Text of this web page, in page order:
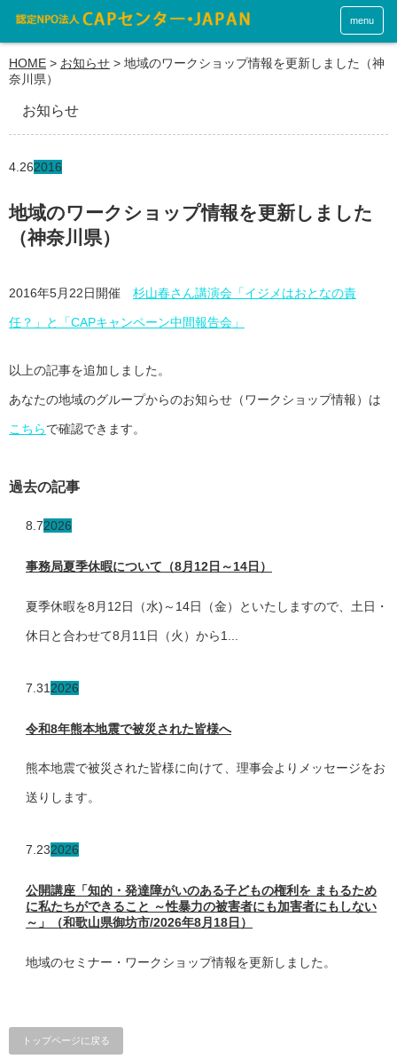
menu
HOME > お知らせ > 地域のワークショップ情報を更新しました（神
奈川県）
お知らせ
4.262016
地域のワークショップ情報を更新しました
（神奈川県）
2016年5月22日開催 杉山春さん講演会「イジメはおとなの責
任？」と「CAPキャンペーン中間報告会」
以上の記事を追加しました。
あなたの地域のグループからのお知らせ（ワークショップ情報）は
こちらで確認できます。
過去の記事
8.72026
事務局夏季休暇について（8月12日～14日）
夏季休暇を8月12日（水)～14日（金）といたしますので、土日・
休日と合わせて8月11日（火）から1...
7.31 2026
令和8年熊本地震で被災された皆様へ
熊本地震で被災された皆様に向けて、理事会よりメッセージをお
送りします。
7.232026
公開講座「知的・発達障がいのある子どもの権利を まもるため
に私たちができること ～性暴力の被害者にも加害者にもしない
～」（和歌山県御坊市/2026年8月18日）
地域のセミナー・ワークショップ情報を更新しました。
トップページに戻る